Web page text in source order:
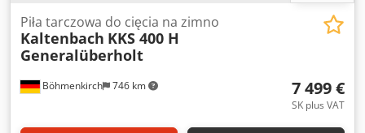
Böhmenkirch 746 km
Piła tarczowa do cięcia na zimno
Kaltenbach KKS 400 H
Generalüberholt
7 499 €
SK plus VAT